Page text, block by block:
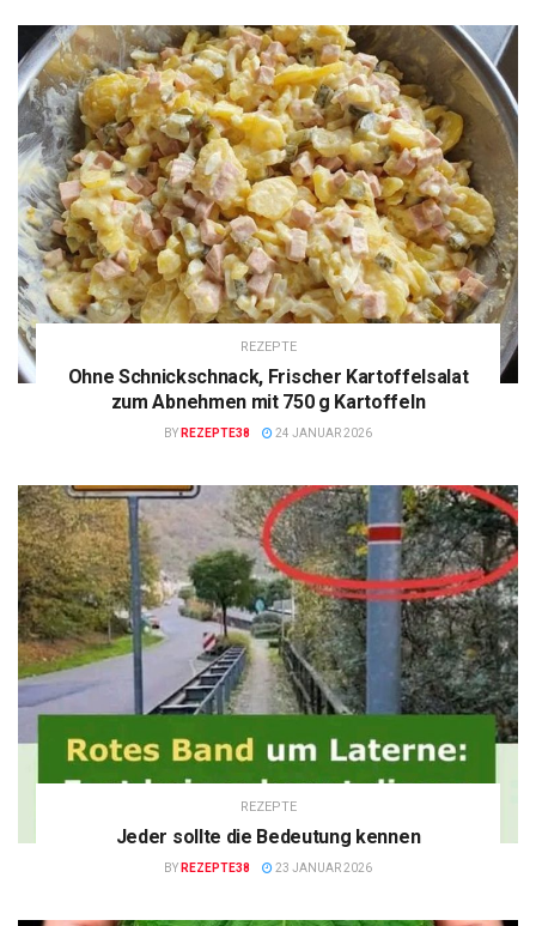
REZEPTE
Ohne Schnickschnack, Frischer Kartoffelsalat
zum Abnehmen mit 750 g Kartoffeln
BY REZEPTE38 24 JANUAR 2026
REZEPTE
Jeder sollte die Bedeutung kennen
BY REZEPTE38 23 JANUAR 2026